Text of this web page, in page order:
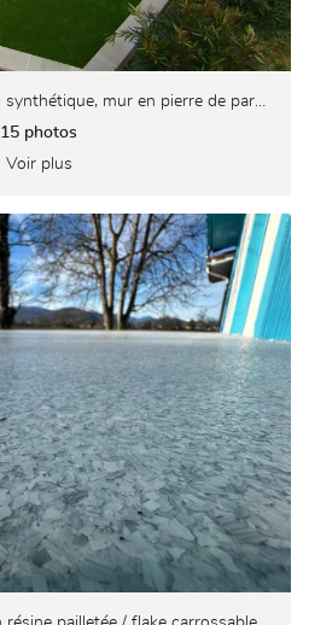
Moquette de pierre, gazon synthétique, mur en pierre de parement
15 photos
Voir plus